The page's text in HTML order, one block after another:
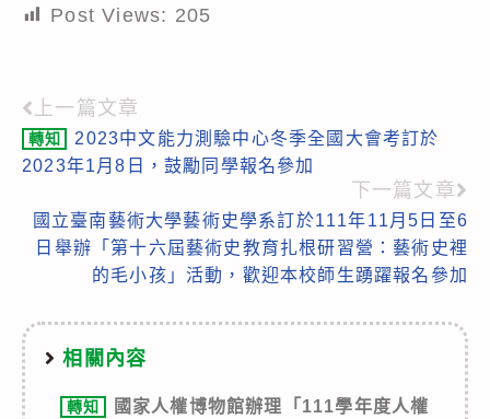
Post Views: 205
Read
more
上一篇文章
轉知
2023中文能力測驗中心冬季全國大會考訂於
2023年1月8日，鼓勵同學報名參加
下一篇文章
國立臺南藝術大學藝術史學系訂於111年11月5日至6
日舉辦「第十六屆藝術史教育扎根研習營：藝術史裡
的毛小孩」活動，歡迎本校師生踴躍報名參加
相關內容
轉知
國家人權博物館辦理「111學年度人權